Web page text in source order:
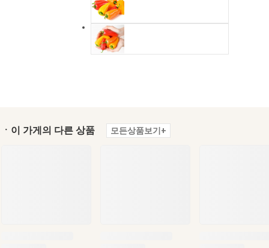
ㆍ이 가게의 다른 상품 모든상품보기+